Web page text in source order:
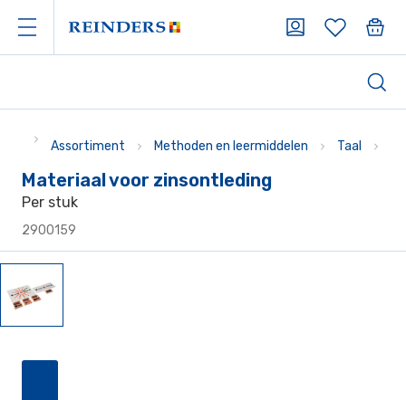
Assortiment Methoden en leermiddelen Taal
Materiaal voor zinsontleding
Per stuk
2900159